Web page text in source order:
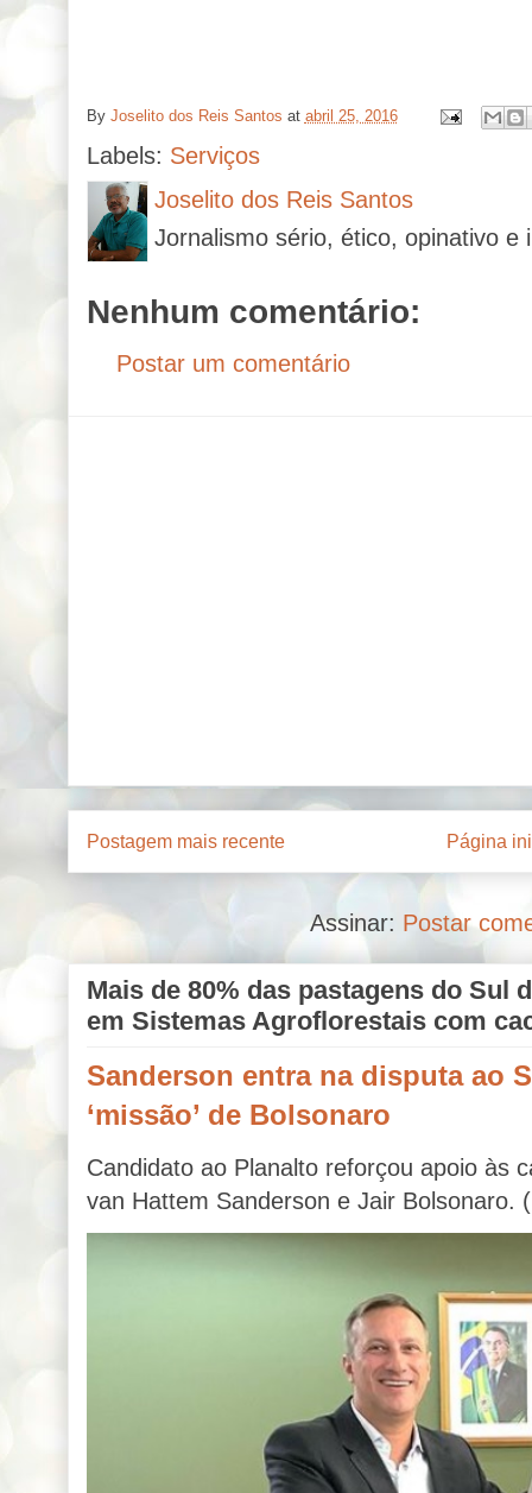
By Joselito dos Reis Santos at abril 25, 2016
Labels: Serviços
Joselito dos Reis Santos
Jornalismo sério, ético, opinativo e
Nenhum comentário:
Postar um comentário
Postagem mais recente Página
Assinar: Postar
Mais de 80% das pastagens do Sul
em Sistemas Agroflorestais com
Sanderson entra na disputa ao
‘missão’ de Bolsonaro
Candidato ao Planalto reforçou apoio às
van Hattem Sanderson e Jair Bolsonaro.